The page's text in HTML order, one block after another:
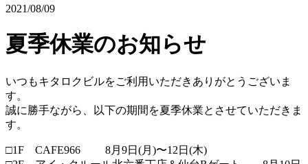
2021/08/09
夏季休業のお知らせ
いつもキタロクビルをご利用いただきありがとうございま
す。
誠に勝手ながら、以下の期間を夏季休業とさせていただきま
す。
□1F CAFE966 8月9日(月)〜12日(木)